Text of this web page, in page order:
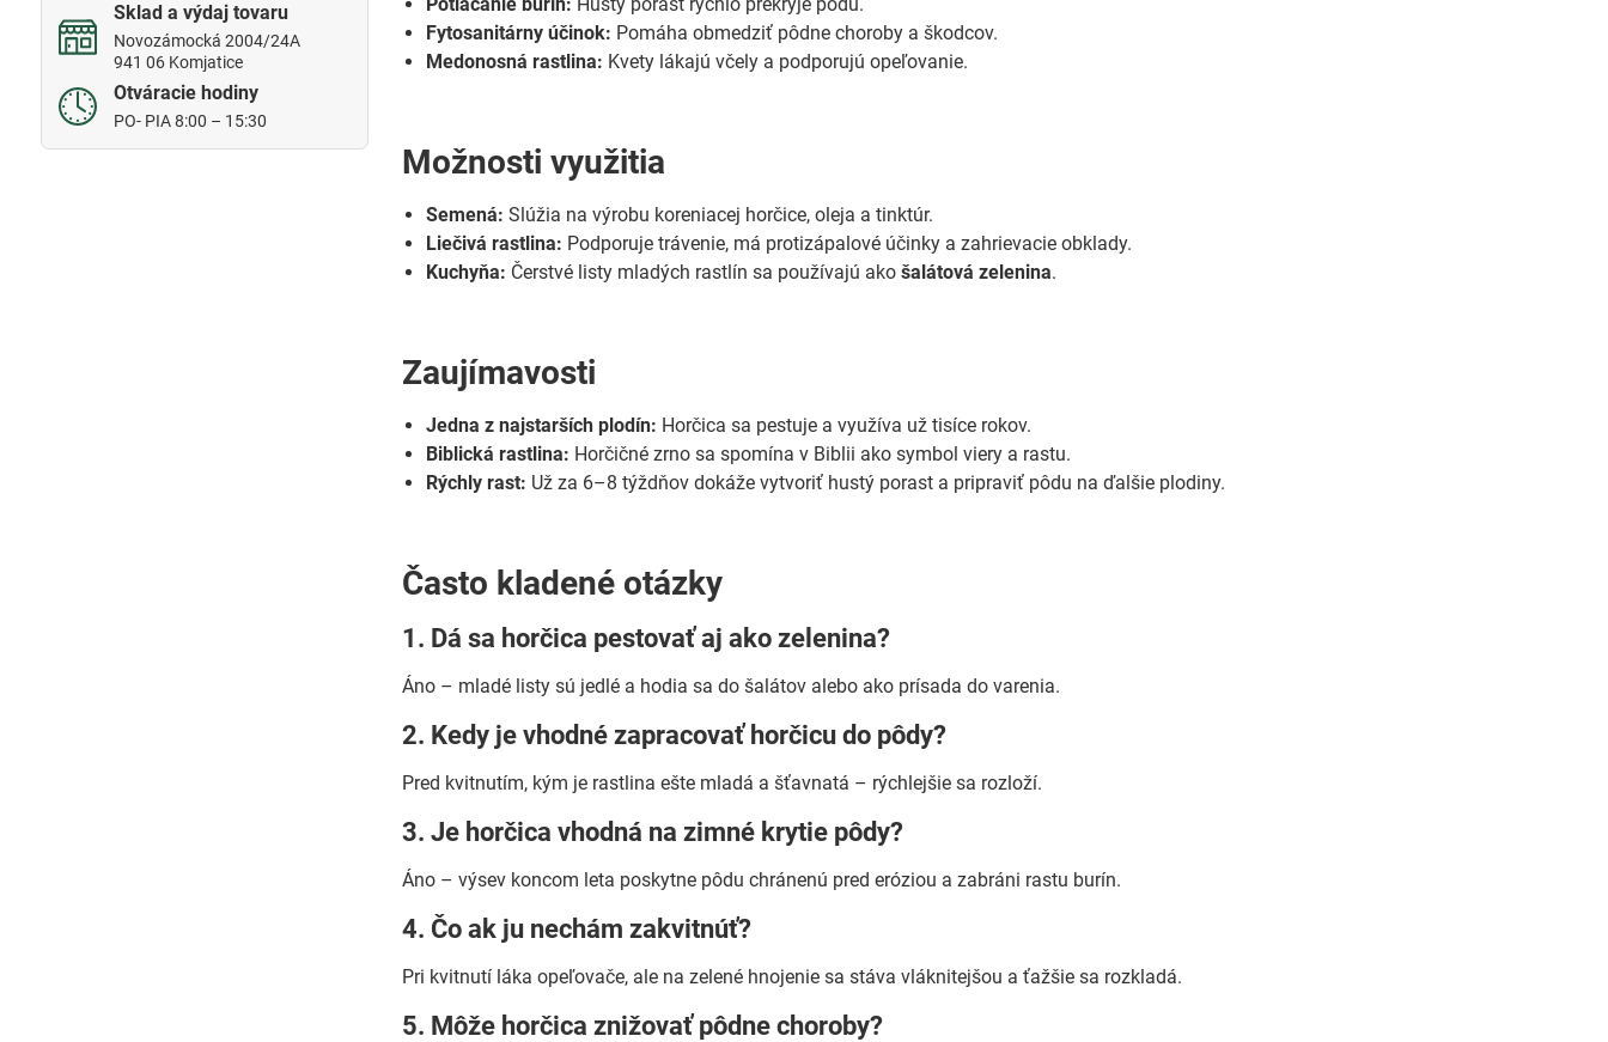
Fytosanitárny účinok: Pomáha obmedziť pôdne choroby a škodcov.
Medonosná rastlina: Kvety lákajú včely a podporujú opeľovanie.
Možnosti využitia
Semená: Slúžia na výrobu koreniacej horčice, oleja a tinktúr.
Liečivá rastlina: Podporuje trávenie, má protizápalové účinky a zahrievacie obklady.
Kuchyňa: Čerstvé listy mladých rastlín sa používajú akošalátová zelenina.
Zaujímavosti
Jedna z najstarších plodín: Horčica sa pestuje a využíva už tisíce rokov.
Biblická rastlina: Horčičné zrno sa spomína v Biblii ako symbol viery a rastu.
Rýchly rast: Už za 6–8 týždňov dokáže vytvoriť hustý porast a pripraviť pôdu na ďalšie plodiny.
Často kladené otázky
1. Dá sa horčica pestovať aj ako zelenina?
Áno – mladé listy sú jedlé a hodia sa do šalátov alebo ako prísada do varenia.
2. Kedy je vhodné zapracovať horčicu do pôdy?
Pred kvitnutím, kým je rastlina ešte mladá a šťavnatá – rýchlejšie sa rozloží.
3. Je horčica vhodná na zimné krytie pôdy?
Áno – výsev koncom leta poskytne pôdu chránenú pred eróziou a zabráni rastu burín.
4. Čo ak ju nechám zakvitnúť?
Pri kvitnutí láka opeľovače, ale na zelené hnojenie sa stáva vláknitejšou a ťažšie sa rozkladá.
5. Môže horčica znižovať pôdne choroby?
Sklad a výdaj tovaru
Novozámocká 2004/24A
941 06 Komjatice
Otváracie hodiny
PO- PIA 8:00 – 15:30